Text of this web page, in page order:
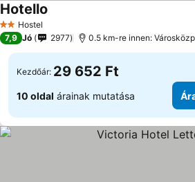
2 Kategória
Hostel
Hotello
7,9 Jó 2977 0.5 km-re innen:
Kezdőár: 29 652 Ft
10 oldal árainak mutatása